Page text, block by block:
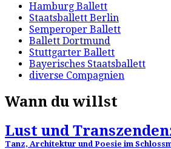
Hamburg Ballett
Staatsballett Berlin
Semperoper Ballett
Ballett Dortmund
Stuttgarter Ballett
Bayerisches Staatsballett
diverse Compagnien
Wann du willst
Lust und
Tanz, Architektur und Poesie im